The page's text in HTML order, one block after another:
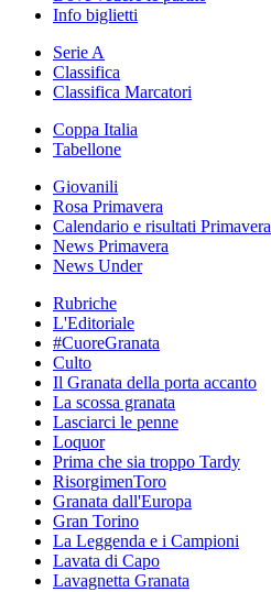
Info biglietti
Serie A
Classifica
Classifica Marcatori
Coppa Italia
Tabellone
Giovanili
Rosa Primavera
Calendario e risultati Primavera
News Primavera
News Under
Rubriche
L'Editoriale
#CuoreGranata
Culto
Il Granata della porta accanto
La scossa granata
Lasciarci le penne
Loquor
Prima che sia troppo Tardy
RisorgimenToro
Granata dall'Europa
Gran Torino
La Leggenda e i Campioni
Lavata di Capo
Lavagnetta Granata